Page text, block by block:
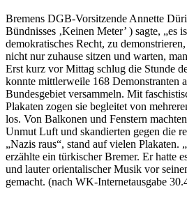
Bremens DGB-Vorsitzende Annette
Bündnisses ‚Keinen Meter’ ) sagte, „es
demokratisches Recht, zu
nicht nur zuhause sitzen und warten,
Erst kurz vor Mittag schlug die Stunde
konnte mittlerweile 168 Demonstranten
Bundesgebiet versammeln. Mit
Plakaten zogen sie begleitet von
los. Von Balkonen und Fenstern
Unmut Luft und skandierten gegen die
„Nazis raus“, stand auf vielen Plakaten.
erzählte ein türkischer Bremer. Er hatte
und lauter orientalischer Musik vor
gemacht. (nach WK-Internetausgabe